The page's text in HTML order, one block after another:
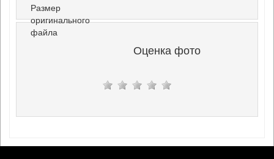
Размер
оригинального
файла
Оценка фото